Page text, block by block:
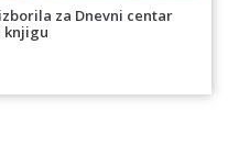
za Dnevni centar
knjigu